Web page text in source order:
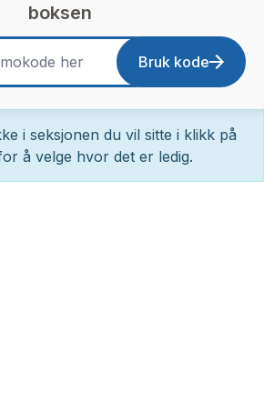
boksen
Bruk kode
i seksjonen du vil sitte i klikk på
å velge hvor det er ledig.